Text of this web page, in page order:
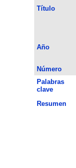
Título
Año
Número
Palabras
clave
Resumen